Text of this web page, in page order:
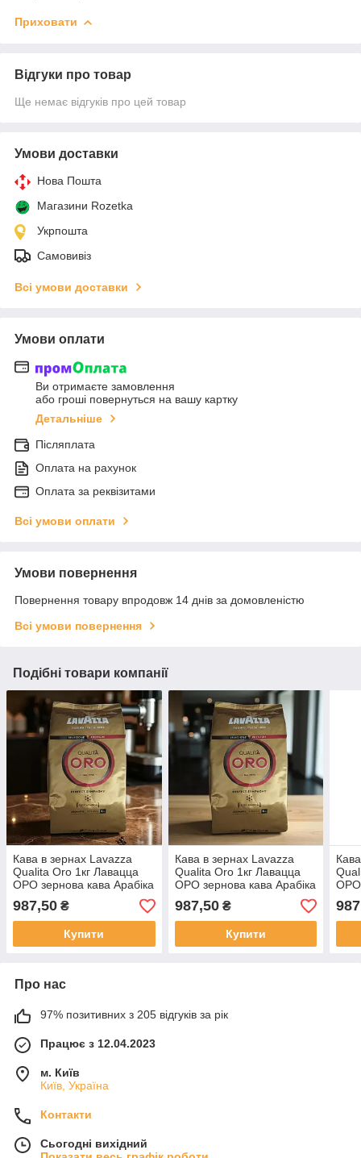
Приховати
Відгуки про товар
Ще немає відгуків про цей товар
Умови доставки
Нова Пошта
Магазини Rozetka
Укрпошта
Самовивіз
Всі умови доставки
Умови оплати
Ви отримаєте замовлення
або гроші повернуться на вашу картку
Детальніше
Післяплата
Оплата на рахунок
Оплата за реквізитами
Всі умови оплати
Умови повернення
Повернення товару впродовж 14 днів за домовленістю
Всі умови повернення
Подібні товари компанії
Кава в зернах Lavazza
Qualita Oro 1кг Лавацца
ОРО зернова кава Арабіка
987,50 ₴
Купити
Кава в зернах Lavazza
Qualita Oro 1кг Лавацца
ОРО зернова кава Арабіка
987,50₴
Купити
ОРО
Про нас
97% позитивних з 205 відгуків за рік
Працює з 12.04.2023
м. Київ
Київ, Україна
Контакти
Сьогодні вихідний